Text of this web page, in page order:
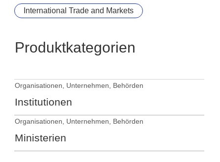
International Trade and Markets
Produktkategorien
Organisationen, Unternehmen, Behörden
Institutionen
Organisationen, Unternehmen, Behörden
Ministerien